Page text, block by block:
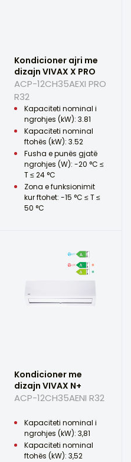
Kondicioner ajri me
dizajn VIVAX X PRO
ACP-12CH35AEXI PRO
R32
Kapaciteti nominal i
ngrohjes (kW): 3.81
Kapaciteti nominal
ftohës (kW): 3.52
Fusha e punës gjatë
ngrohjes (W): -20 °C ≤
T ≤ 24 °C
Zona e funksionimit
kur ftohet: -15 °C ≤ T ≤
50 °C
Kondicioner me
dizajn VIVAX N+
ACP-12CH35AENI R32
Kapaciteti nominal i
ngrohjes (kW): 3,81
Kapaciteti nominal
ftohës (kW): 3,52